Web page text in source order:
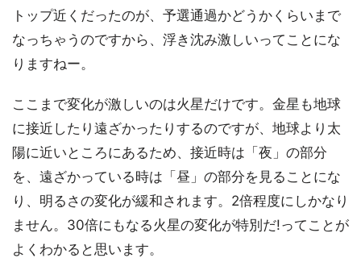
トップ近くだったのが、予選通過かどうかくらいまで
なっちゃうのですから、浮き沈み激しいってことにな
りますねー。
ここまで変化が激しいのは火星だけです。金星も地球
に接近したり遠ざかったりするのですが、地球より太
陽に近いところにあるため、接近時は「夜」の部分
を、遠ざかっている時は「昼」の部分を見ることにな
り、明るさの変化が緩和されます。2倍程度にしかなり
ません。30倍にもなる火星の変化が特別だ!ってことが
よくわかると思います。